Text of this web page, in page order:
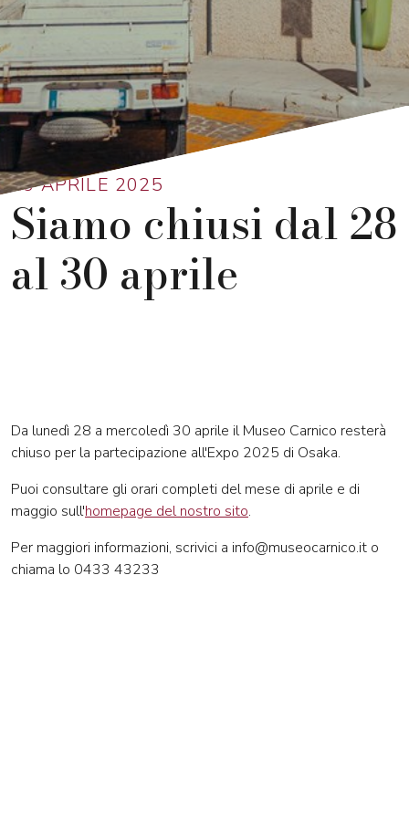
Ritorna alla lista
23 APRILE 2025
Siamo chiusi dal 28
al 30 aprile
Da lunedì 28 a mercoledì 30 aprile il Museo Carnico resterà
chiuso per la partecipazione all'Expo 2025 di Osaka.
Puoi consultare gli orari completi del mese di aprile e di
maggio sull'homepage del nostro sito.
Per maggiori informazioni, scrivici a info@museocarnico.it o
chiama lo 0433 43233